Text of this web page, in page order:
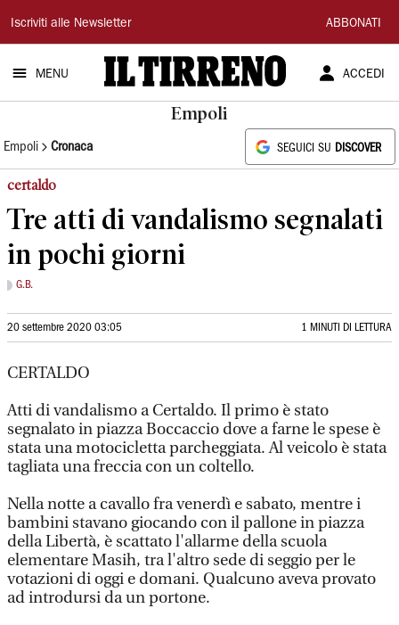
Il
Tirreno
Iscriviti alle Newsletter ABBONATI
MENU ACCEDI
Empoli
Empoli Cronaca SEGUICI SU DISCOVER
certaldo
Tre atti di vandalismo segnalati
in pochi giorni
G.B.
20 settembre 2020 03:05 1 MINUTI DI LETTURA
CERTALDO
Atti di vandalismo a Certaldo. Il primo è stato
segnalato in piazza Boccaccio dove a farne le spese è
stata una motocicletta parcheggiata. Al veicolo è stata
tagliata una freccia con un coltello.
Nella notte a cavallo fra venerdì e sabato, mentre i
bambini stavano giocando con il pallone in piazza
della Libertà, è scattato l'allarme della scuola
elementare Masih, tra l'altro sede di seggio per le
votazioni di oggi e domani. Qualcuno aveva provato
ad introdursi da un portone.